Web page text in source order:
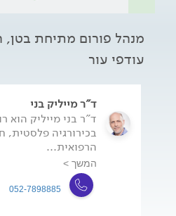
מנהל פורום מתיחת
עודפי עור
ד"ר מייליק בני
ד"ר בני מייליק הוא
בכירורגיה
הרפואית...
המשך >
052-7898885